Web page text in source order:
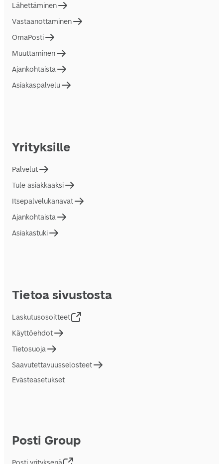
Lähettäminen
Vastaanottaminen
OmaPosti
Muuttaminen
Ajankohtaista
Asiakaspalvelu
Yrityksille
Palvelut
Tule asiakkaaksi
Itsepalvelukanavat
Ajankohtaista
Asiakastuki
Tietoa sivustosta
Laskutusosoitteet
Käyttöehdot
Tietosuoja
Saavutettavuusselosteet
Evästeasetukset
Posti Group